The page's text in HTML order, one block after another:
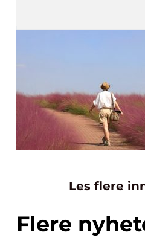
Les flere
Flere